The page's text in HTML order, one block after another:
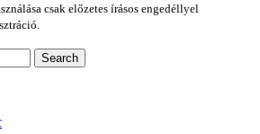
csak előzetes írásos engedéllyel
Search